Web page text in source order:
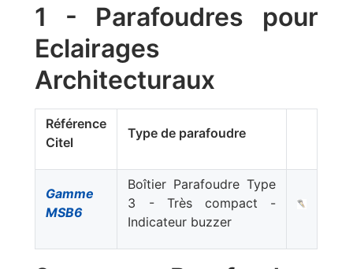
1 - Parafoudres pour
Eclairages
Architecturaux
Référence
Citel
Type de parafoudre
Gamme
MSB6
Boîtier Parafoudre Type
3 - Très compact -
Indicateur buzzer